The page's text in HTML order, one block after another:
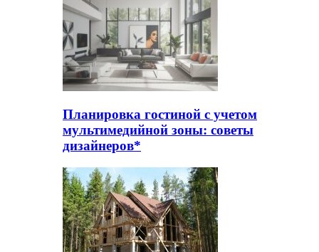
Планировка гостиной с учетом
мультимедийной зоны: советы
дизайнеров*